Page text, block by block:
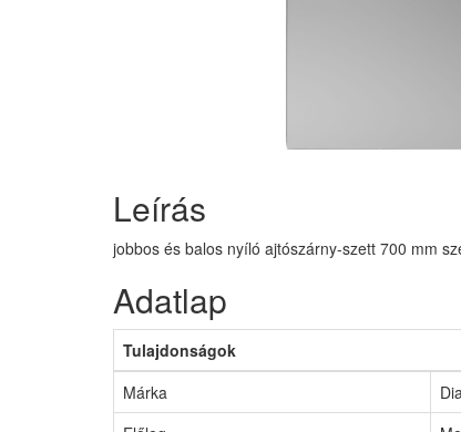
Leírás
jobbos és balos nyíló ajtószárny-szett 700 mm
Adatlap
Tulajdonságok
Márka